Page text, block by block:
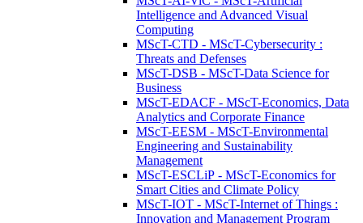
Intelligence and Advanced Visual
Computing
MScT-CTD - MScT-Cybersecurity :
Threats and Defenses
MScT-DSB - MScT-Data Science for
Business
MScT-EDACF - MScT-Economics, Data
Analytics and Corporate Finance
MScT-EESM - MScT-Environmental
Engineering and Sustainability
Management
MScT-ESCLiP - MScT-Economics for
Smart Cities and Climate Policy
MScT-IOT - MScT-Internet of Things :
Innovation and Management Program